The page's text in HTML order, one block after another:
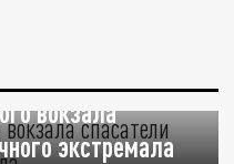
вокзала
экстремала